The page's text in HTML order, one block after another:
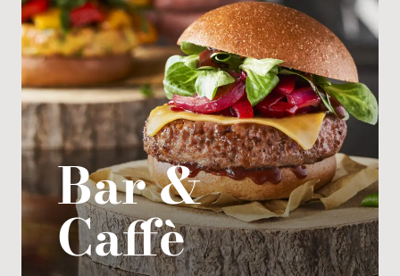
Bar &
Caffè